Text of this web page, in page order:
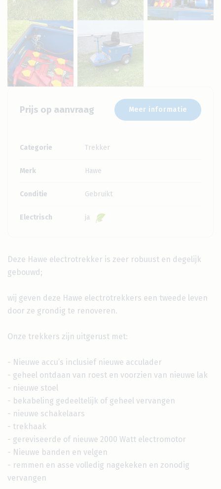
Prijs op aanvraag Meer informatie
Categorie Trekker
Merk Hawe
Conditie Gebruikt
Electrisch ja
Deze Hawe electrotrekker is zeer robuust en degelijk
gebouwd;
wij geven deze Hawe electrotrekkers een tweede leven
door ze grondig te renoveren.
Onze trekkers zijn uitgerust met:
- Nieuwe accu’s inclusief nieuwe acculader
- geheel ontdaan van roest en voorzien van nieuwe lak
- nieuwe stoel
- bekabeling gedeeltelijk of geheel vervangen
- nieuwe schakelaars
- trekhaak
- gereviseerde of nieuwe 2000 Watt electromotor
- Nieuwe banden en velgen
- remmen en asse volledig nagekeken en zonodig
vervangen